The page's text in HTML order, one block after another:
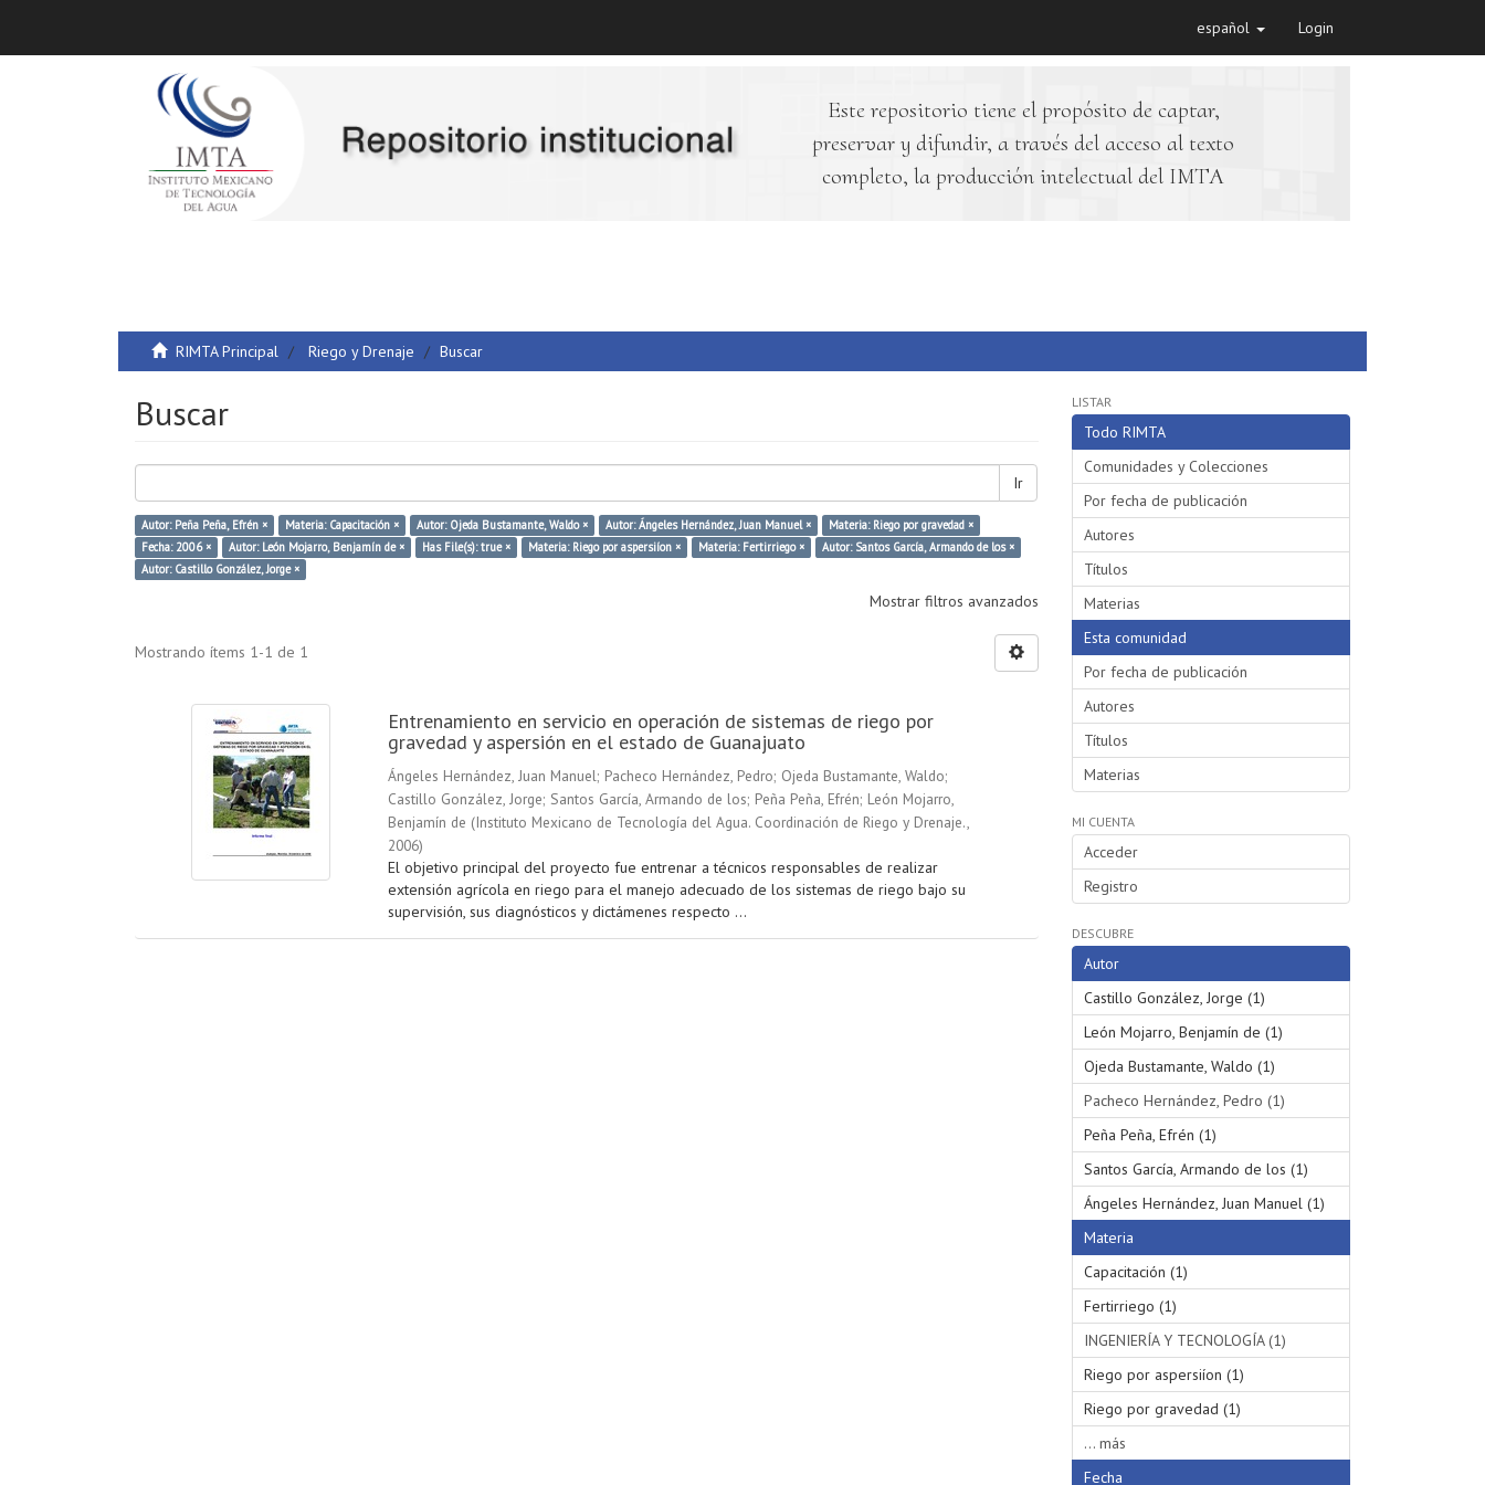
español Login
Este repositorio tiene el propósito de captar,
preservar y difundir, a través del acceso al texto
completo, la producción intelectual del IMTA
RIMTA Principal Riego y Drenaje Buscar
Buscar
Ir
Autor: Peña Peña, Efrén × Materia: Capacitación × Autor: Ojeda Bustamante, Waldo × Autor: Ángeles Hernández, Juan Manuel ×
Materia: Riego por gravedad ×
Fecha: 2006 ×
Autor: León Mojarro, Benjamín de × Has File(s): true × Materia: Riego por aspersiíon × Materia: Fertirriego ×
Autor: Santos García, Armando de los ×
Autor: Castillo González, Jorge ×
Mostrar filtros avanzados
Mostrando ítems 1-1 de 1
Entrenamiento en servicio en operación de sistemas de riego por
gravedad y aspersión en el estado de Guanajuato
Ángeles Hernández, Juan Manuel; Pacheco Hernández, Pedro; Ojeda Bustamante, Waldo;
Castillo González, Jorge; Santos García, Armando de los; Peña Peña, Efrén; León Mojarro,
Benjamín de (Instituto Mexicano de Tecnología del Agua. Coordinación de Riego y Drenaje.,
2006)
El objetivo principal del proyecto fue entrenar a técnicos responsables de realizar
extensión agrícola en riego para el manejo adecuado de los sistemas de riego bajo su
supervisión, sus diagnósticos y dictámenes respecto ...
LISTAR
Todo RIMTA
Comunidades y Colecciones
Por fecha de publicación
Autores
Títulos
Materias
Esta comunidad
Por fecha de publicación
Autores
Títulos
Materias
MI CUENTA
Acceder
Registro
DESCUBRE
Autor
Castillo González, Jorge (1)
León Mojarro, Benjamín de (1)
Ojeda Bustamante, Waldo (1)
Pacheco Hernández, Pedro (1)
Peña Peña, Efrén (1)
Santos García, Armando de los (1)
Ángeles Hernández, Juan Manuel (1)
Materia
Capacitación (1)
Fertirriego (1)
INGENIERÍA Y TECNOLOGÍA (1)
Riego por aspersiíon (1)
Riego por gravedad (1)
... más
Fecha